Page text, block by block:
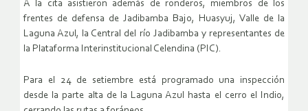
A la cita asistieron además de ronderos, miembros de los
frentes de defensa de Jadibamba Bajo, Huasyuj, Valle de la
Laguna Azul, la Central del río Jadibamba y representantes de
la Plataforma Interinstitucional Celendina (PIC).
Para el 24 de setiembre está programado una inspección
desde la parte alta de la Laguna Azul hasta el cerro el Indio,